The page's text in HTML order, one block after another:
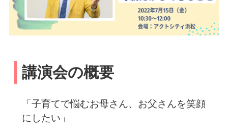
講演会の概要
「子育てで悩むお母さん、お父さんを笑顔
にしたい」